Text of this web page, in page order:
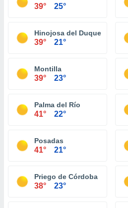
39° 25°
Hinojosa del Duque
39° 21°
Montilla
39° 23°
Palma del Río
41° 22°
Posadas
41° 21°
Priego de Córdoba
38° 23°